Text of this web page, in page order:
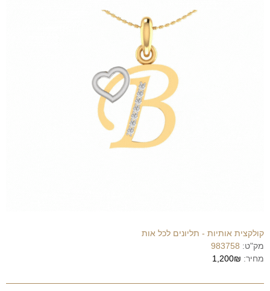
קולקצית אותיות - תליונים לכל אות
מק"ט: 983758
מחיר: 1,200₪